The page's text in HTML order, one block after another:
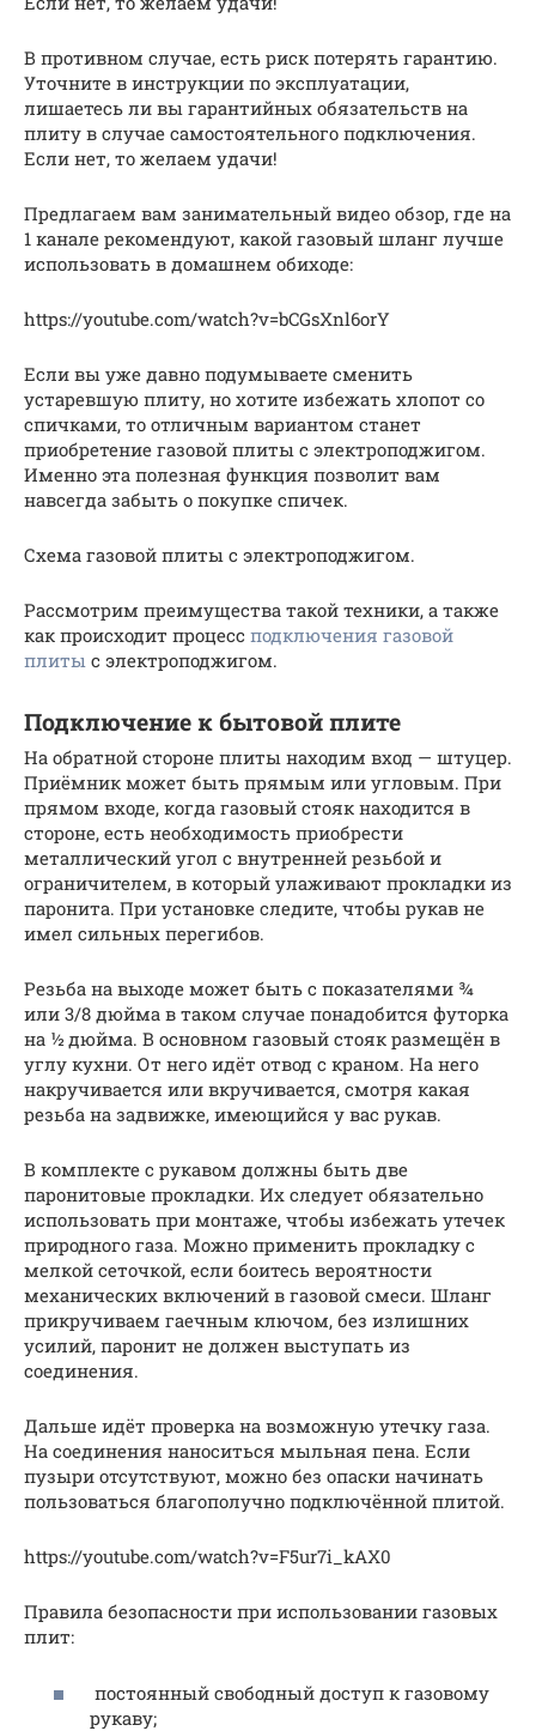
В противном случае, есть риск потерять гарантию.
Уточните в инструкции по эксплуатации,
лишаетесь ли вы гарантийных обязательств на
плиту в случае самостоятельного подключения.
Если нет, то желаем удачи!
Предлагаем вам занимательный видео обзор, где на
1 канале рекомендуют, какой газовый шланг лучше
использовать в домашнем обиходе:
https://youtube.com/watch?v=bCGsXnl6orY
Если вы уже давно подумываете сменить
устаревшую плиту, но хотите избежать хлопот со
спичками, то отличным вариантом станет
приобретение газовой плиты с электроподжигом.
Именно эта полезная функция позволит вам
навсегда забыть о покупке спичек.
Схема газовой плиты с электроподжигом.
Рассмотрим преимущества такой техники, а также
как происходит процесс подключения газовой
плиты с электроподжигом.
Подключение к бытовой плите
На обратной стороне плиты находим вход — штуцер.
Приёмник может быть прямым или угловым. При
прямом входе, когда газовый стояк находится в
стороне, есть необходимость приобрести
металлический угол с внутренней резьбой и
ограничителем, в который улаживают прокладки из
паронита. При установке следите, чтобы рукав не
имел сильных перегибов.
Резьба на выходе может быть с показателями ¾
или 3/8 дюйма в таком случае понадобится футорка
на ½ дюйма. В основном газовый стояк размещён в
углу кухни. От него идёт отвод с краном. На него
накручивается или вкручивается, смотря какая
резьба на задвижке, имеющийся у вас рукав.
В комплекте с рукавом должны быть две
паронитовые прокладки. Их следует обязательно
использовать при монтаже, чтобы избежать утечек
природного газа. Можно применить прокладку с
мелкой сеточкой, если боитесь вероятности
механических включений в газовой смеси. Шланг
прикручиваем гаечным ключом, без излишних
усилий, паронит не должен выступать из
соединения.
Дальше идёт проверка на возможную утечку газа.
На соединения наноситься мыльная пена. Если
пузыри отсутствуют, можно без опаски начинать
пользоваться благополучно подключённой плитой.
https://youtube.com/watch?v=F5ur7i_kAX0
Правила безопасности при использовании газовых
плит:
постоянный свободный доступ к газовому
рукаву;